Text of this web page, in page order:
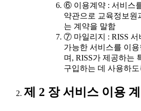
⑥ 이용계약 : 서비스
약관으로 교육정보원
는 계약을 말함
⑦ 마일리지 : RISS 서
가능한 서비스를 이
며, RISS가 제공하는
구입하는 데 사용하
제 2 장 서비스 이용